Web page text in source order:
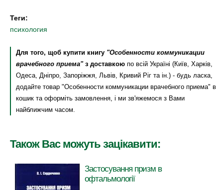
Теги:
психология
Для того, щоб купити книгу "Особенности коммуникации
врачебного приема"з доставкою по всій Україні (Київ, Харків,
Одеса, Дніпро, Запоріжжя, Львів, Кривий Ріг та ін.) - будь ласка,
додайте товар "Особенности коммуникации врачебного приема" в
кошик та оформіть замовлення, і ми зв'яжемося з Вами
найближчим часом.
Також Вас можуть зацікавити:
Застосування призм в
офтальмології